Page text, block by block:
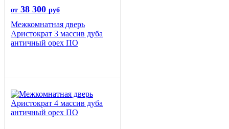
от 38 300 руб
Межкомнатная дверь
Аристократ 3 массив дуба
античный орех ПО